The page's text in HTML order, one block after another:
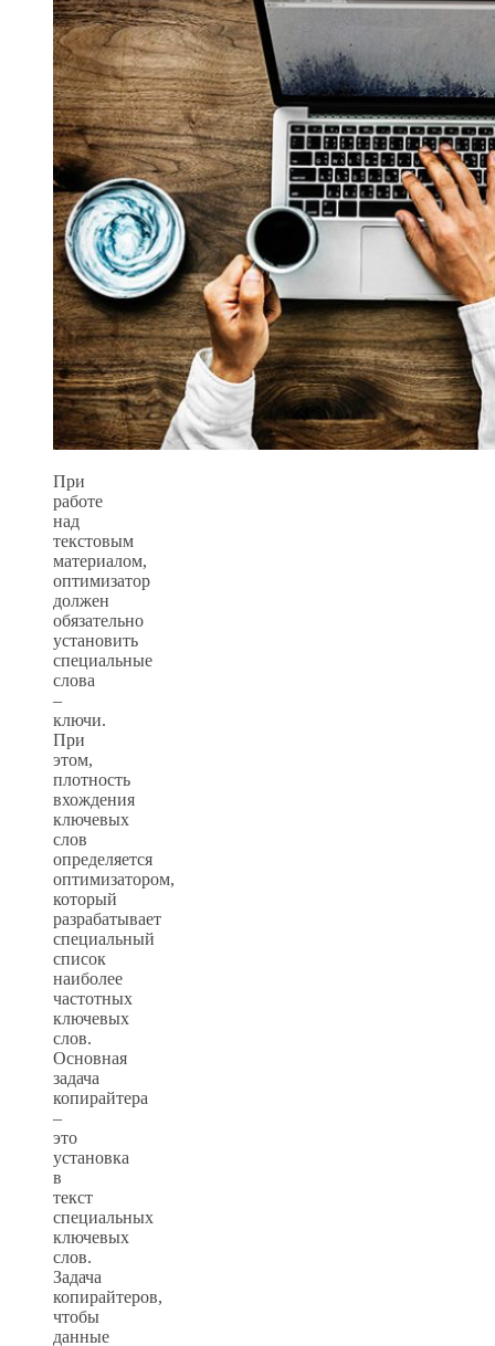
При
работе
над
текстовым
материалом,
оптимизатор
должен
обязательно
установить
специальные
слова
–
ключи.
При
этом,
плотность
вхождения
ключевых
слов
определяется
оптимизатором,
который
разрабатывает
специальный
список
наиболее
частотных
ключевых
слов.
Основная
задача
копирайтера
–
это
установка
в
текст
специальных
ключевых
слов.
Задача
копирайтеров,
чтобы
данные